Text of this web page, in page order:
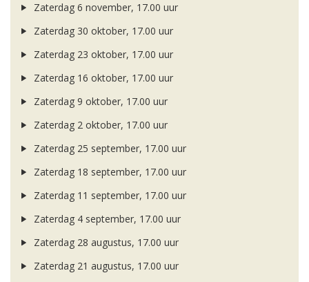
Zaterdag 6 november, 17.00 uur
Zaterdag 30 oktober, 17.00 uur
Zaterdag 23 oktober, 17.00 uur
Zaterdag 16 oktober, 17.00 uur
Zaterdag 9 oktober, 17.00 uur
Zaterdag 2 oktober, 17.00 uur
Zaterdag 25 september, 17.00 uur
Zaterdag 18 september, 17.00 uur
Zaterdag 11 september, 17.00 uur
Zaterdag 4 september, 17.00 uur
Zaterdag 28 augustus, 17.00 uur
Zaterdag 21 augustus, 17.00 uur